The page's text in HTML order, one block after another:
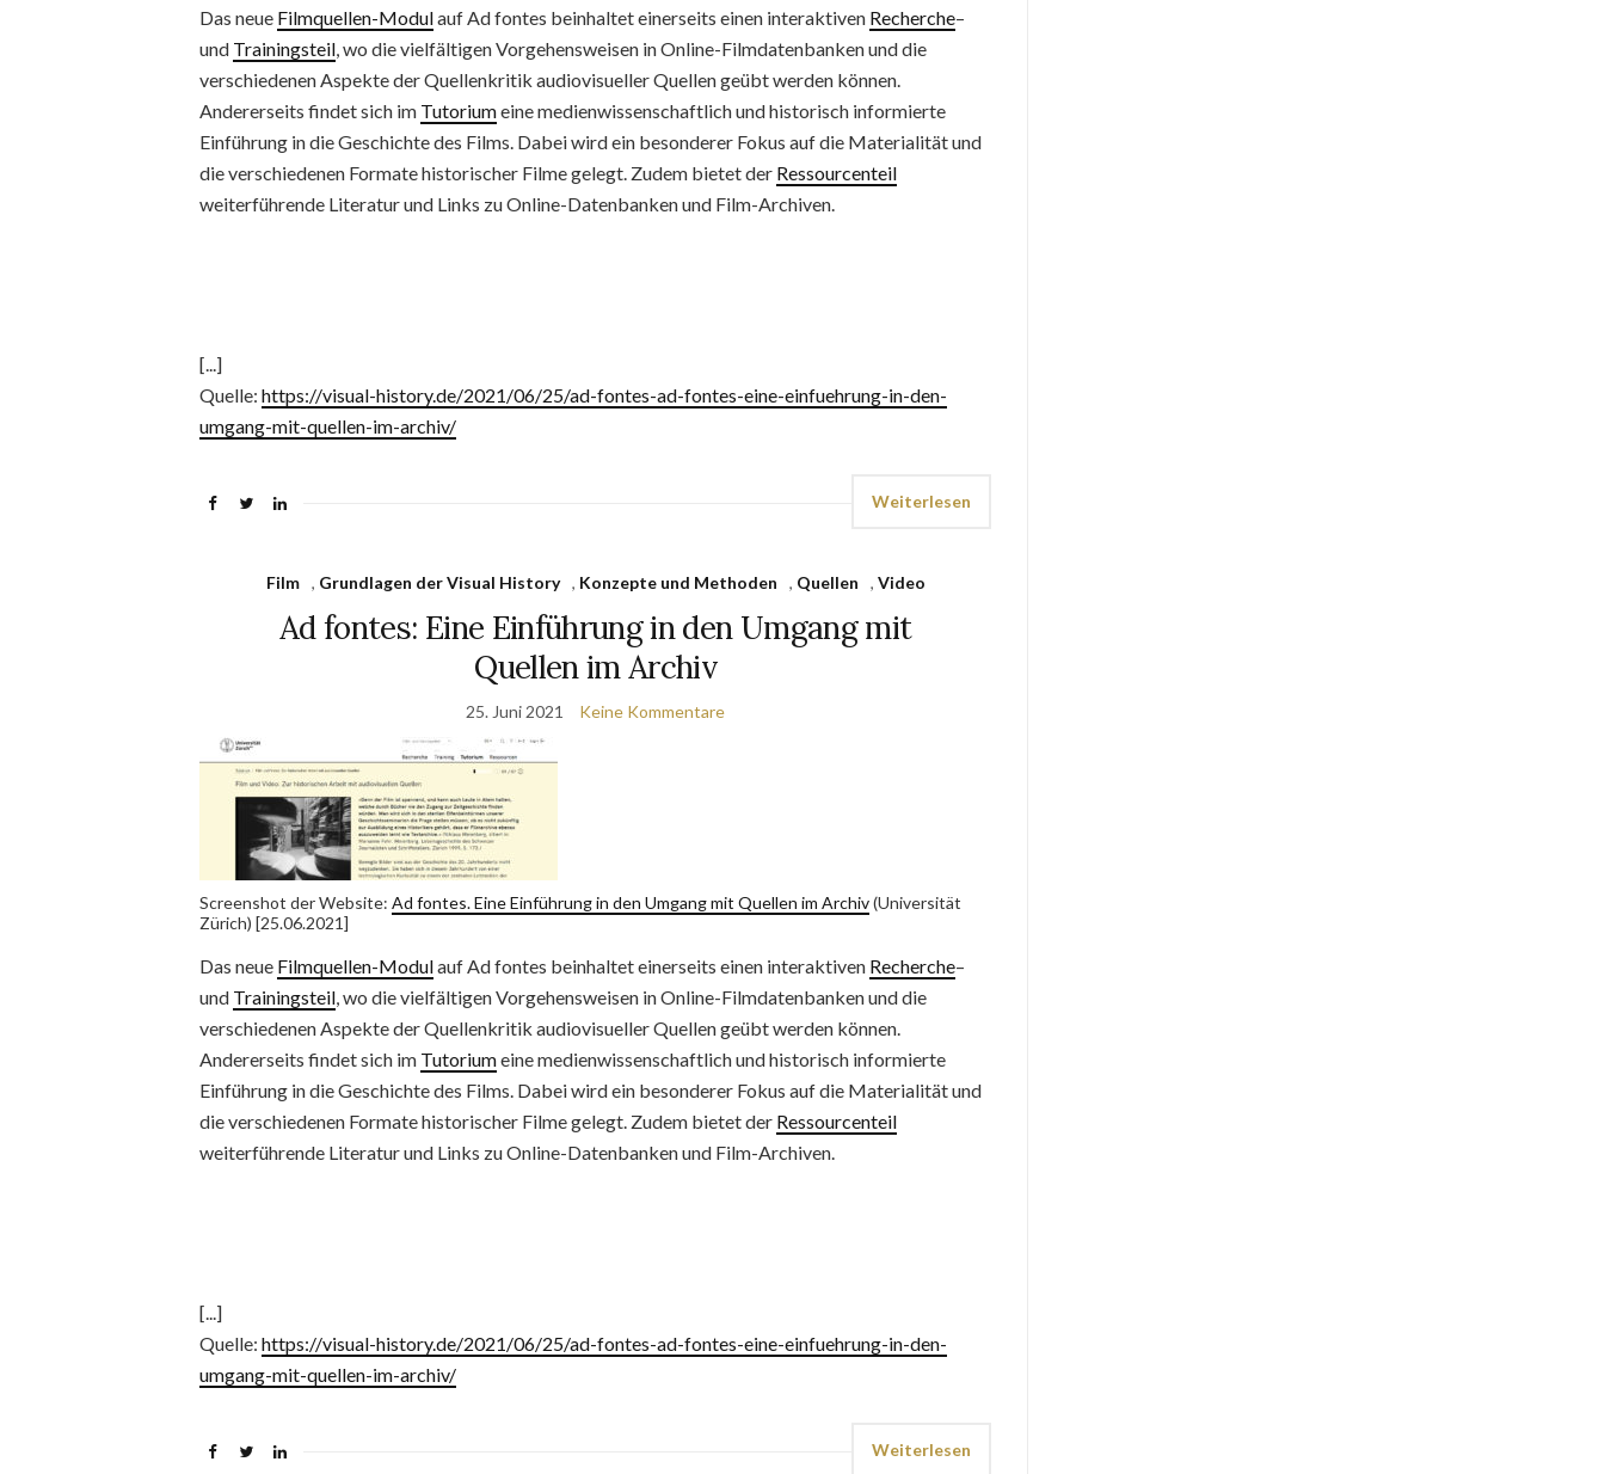
Das neue Filmquellen-Modulauf Ad fontes beinhaltet einerseits einen interaktiven Recherche–
und Trainingsteil, wo die vielfältigen Vorgehensweisen in Online-Filmdatenbanken und die
verschiedenen Aspekte der Quellenkritik audiovisueller Quellen geübt werden können.
Andererseits findet sich im Tutoriumeine medienwissenschaftlich und historisch informierte
Einführung in die Geschichte des Films. Dabei wird ein besonderer Fokus auf die Materialität und
die verschiedenen Formate historischer Filme gelegt. Zudem bietet der Ressourcenteil
weiterführende Literatur und Links zu Online-Datenbanken und Film-Archiven.
[...]
Quelle: https://visual-history.de/2021/06/25/ad-fontes-ad-fontes-eine-einfuehrung-in-den-
umgang-mit-quellen-im-archiv/
Weiterlesen
Film , Grundlagen der Visual History , Konzepte und Methoden , Quellen , Video
Ad fontes: Eine Einführung in den Umgang mit
Quellen im Archiv
25. Juni 2021 Keine Kommentare
Screenshot der Website: Ad fontes. Eine Einführung in den Umgang mit Quellen im Archiv(Universität
Zürich) [25.06.2021]
Das neue Filmquellen-Modulauf Ad fontes beinhaltet einerseits einen interaktiven Recherche–
und Trainingsteil, wo die vielfältigen Vorgehensweisen in Online-Filmdatenbanken und die
verschiedenen Aspekte der Quellenkritik audiovisueller Quellen geübt werden können.
Andererseits findet sich im Tutoriumeine medienwissenschaftlich und historisch informierte
Einführung in die Geschichte des Films. Dabei wird ein besonderer Fokus auf die Materialität und
die verschiedenen Formate historischer Filme gelegt. Zudem bietet der Ressourcenteil
weiterführende Literatur und Links zu Online-Datenbanken und Film-Archiven.
[...]
Quelle: https://visual-history.de/2021/06/25/ad-fontes-ad-fontes-eine-einfuehrung-in-den-
umgang-mit-quellen-im-archiv/
Weiterlesen